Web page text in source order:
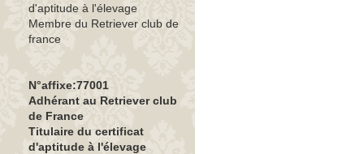
d'aptitude à l'élevage
Membre du Retriever club de
france
N°affixe:77001
Adhérant au Retriever club
de France
Titulaire du certificat
d'aptitude à l'élevage